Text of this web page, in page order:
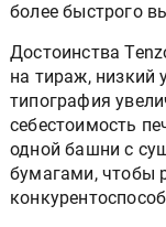
более быстрого
Достоинства
на тираж, низкий
типография
себестоимость
одной башни с
бумагами, чтобы